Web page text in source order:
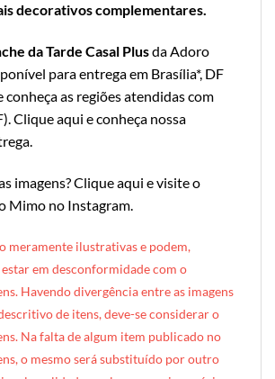
decorativos complementares.
da Tarde Casal Plusda Adoro
para entrega em Brasília*, DF
conheça as regiões atendidas com
).Clique aqui e conheça nossa
.
imagens?Clique aqui e visite o
Mimo no Instagram
meramente ilustrativas e podem,
em desconformidade com o
Havendo divergência entre as imagens
de itens, deve-se considerar o
Na falta de algum item publicado no
o mesmo será substituído por outro